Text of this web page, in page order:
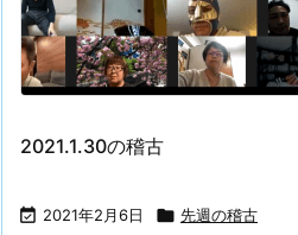
2021.1.30の稽古
 2021年2月6日  先週の稽古